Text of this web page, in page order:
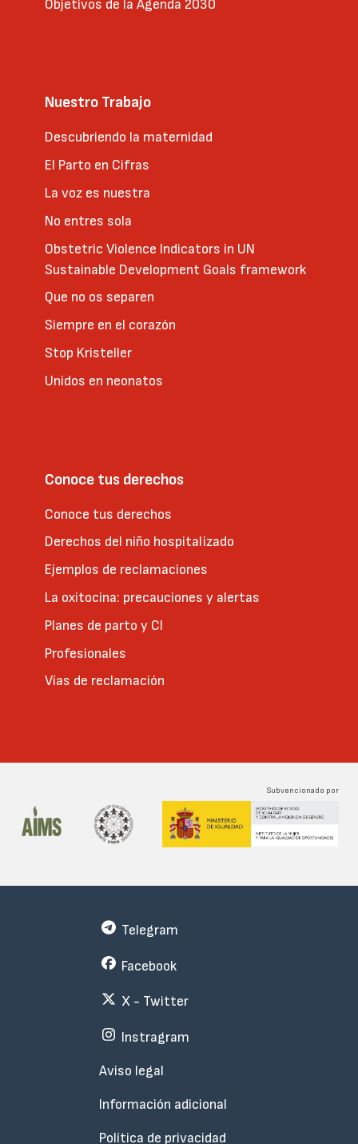
Objetivos de la Agenda 2030
Nuestro Trabajo
Descubriendo la maternidad
El Parto en Cifras
La voz es nuestra
No entres sola
Obstetric Violence Indicators in UN
Sustainable Development Goals framework
Que no os separen
Siempre en el corazón
Stop Kristeller
Unidos en neonatos
Conoce tus derechos
Conoce tus derechos
Derechos del niño hospitalizado
Ejemplos de reclamaciones
La oxitocina: precauciones y alertas
Planes de parto y CI
Profesionales
Vías de reclamación
Subvencionado por
Subfooter
Telegram
Facebook
X - Twitter
Instragram
Aviso legal
Información adicional
Política de privacidad